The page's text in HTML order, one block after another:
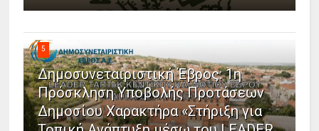
5
Δημοσυνεταιριστική Έβρος: 1η
Πρόσκληση Υποβολής Προτάσεων
Δημοσίου Χαρακτήρα «Στήριξη για